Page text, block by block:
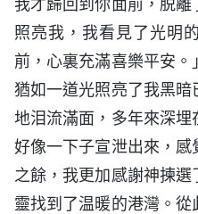
照亮我，我看見了光明
前，心裏充滿喜樂平安。」
猶如一道光照亮了我黑
地泪流滿面，多年來深
好像一下子宣泄出來，
之餘，我更加感謝神揀
靈找到了温暖的港灣。